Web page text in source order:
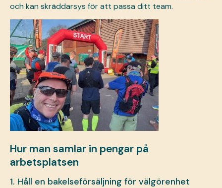
och kan skräddarsys för att passa ditt team.
Hur man samlar in pengar på
arbetsplatsen
1. Håll en bakelseförsäljning för välgörenhet